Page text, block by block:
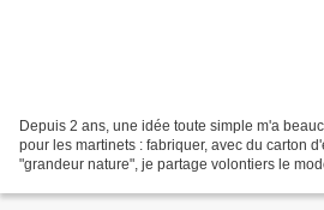
Depuis 2 ans, une idée toute simple m'a
pour les martinets : fabriquer, avec du carton
"grandeur nature", je partage volontiers le